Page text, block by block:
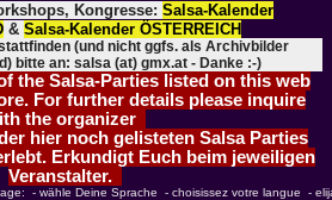
Kongresse: Salsa-Kalender
& Salsa-Kalender ÖSTERREICH
(und nicht ggfs. als Archivbilder
bitte an: salsa (at) gmx.at - Danke :-)
the Salsa-Parties listed on this web
For further details please inquire
the organizer
hier noch gelisteten Salsa Parties
Erkundigt Euch beim jeweiligen
Veranstalter.
- wähle Deine Sprache - choisissez votre langue -